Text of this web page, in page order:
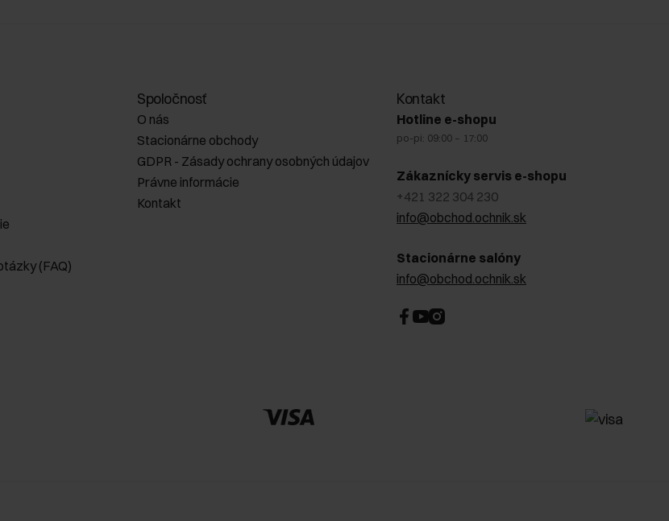
(FAQ)
Spoločnosť
O nás
Stacionárne obchody
GDPR - Zásady ochrany osobných údajov
Právne informácie
Kontakt
Kontakt
Hotline e-shopu
po-pi: 09:00 – 17:00
Zákaznícky servis e-shopu
+421 322 304 230
info@obchod.ochnik.sk
Stacionárne salóny
info@obchod.ochnik.sk